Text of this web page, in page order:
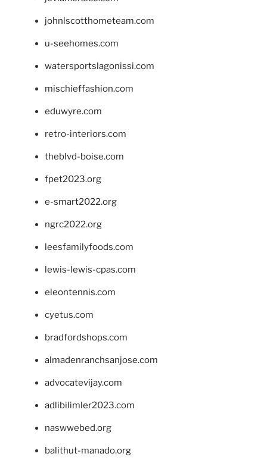
johnlscotthometeam.com
u-seehomes.com
watersportslagonissi.com
mischieffashion.com
eduwyre.com
retro-interiors.com
theblvd-boise.com
fpet2023.org
e-smart2022.org
ngrc2022.org
leesfamilyfoods.com
lewis-lewis-cpas.com
eleontennis.com
cyetus.com
bradfordshops.com
almadenranchsanjose.com
advocatevijay.com
adlibilimler2023.com
naswwebed.org
balithut-manado.org